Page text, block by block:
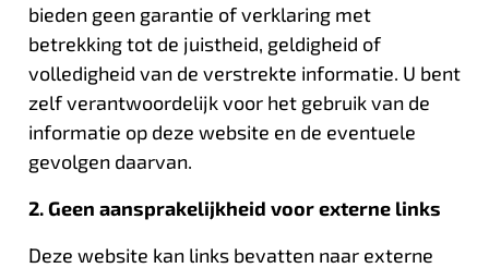
bieden geen garantie of verklaring met
betrekking tot de juistheid, geldigheid of
volledigheid van de verstrekte informatie. U bent
zelf verantwoordelijk voor het gebruik van de
informatie op deze website en de eventuele
gevolgen daarvan.
2. Geen aansprakelijkheid voor externe links
Deze website kan links bevatten naar externe